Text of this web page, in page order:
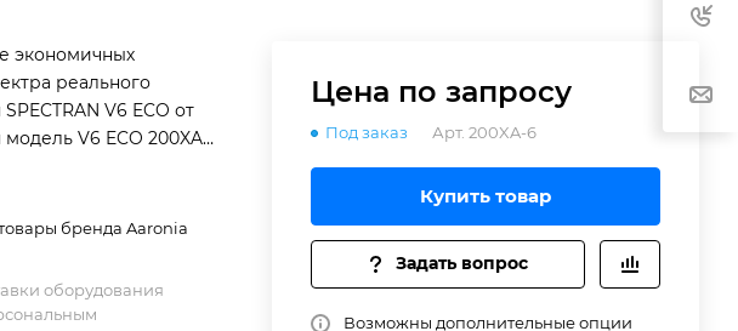
Цена по запросу
Под заказ Арт. 200XA-6
Купить товар
Задать вопрос
Возможны дополнительные опции
экономичных
реального
V6 ECO от
V6 ECO 200XA-
независимых входа
что делает ее
для сложных
приложений.
бренда Aaronia
оборудования